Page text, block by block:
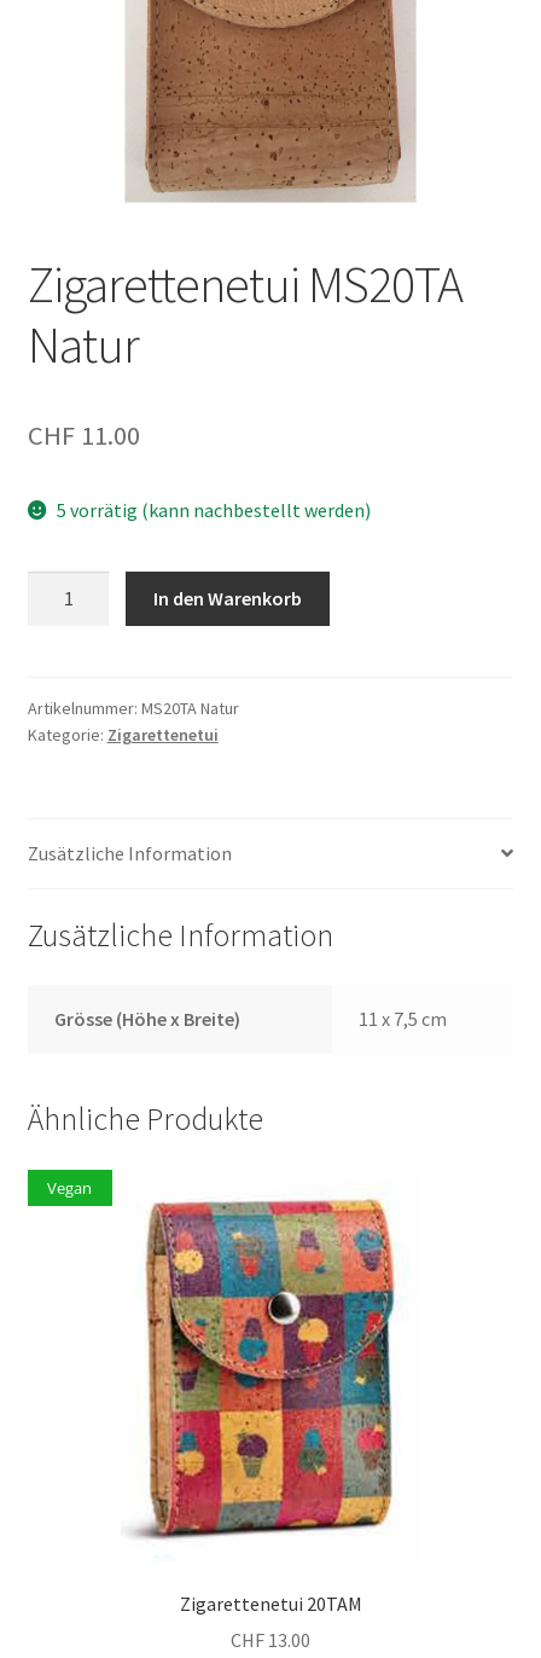
Zigarettenetui MS20TA
Natur
CHF11.00
5 vorrätig (kann nachbestellt werden)
In den Warenkorb
Artikelnummer: MS20TA Natur
Kategorie: Zigarettenetui
Zusätzliche Information
Zusätzliche Information
Grösse (Höhe x Breite) 11 x 7,5 cm
Ähnliche Produkte
Vegan
Zigarettenetui 20TAM
CHF 13.00